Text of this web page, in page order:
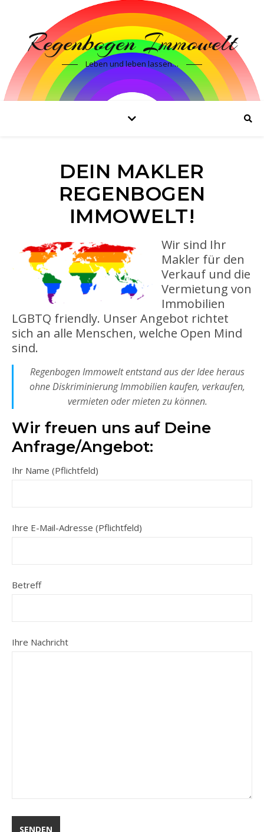
Regenbogen Immowelt
Leben und leben lassen…
DEIN MAKLER
REGENBOGEN
IMMOWELT!
Wir sind Ihr
Makler für den
Verkauf und die
Vermietung von
Immobilien
LGBTQ friendly. Unser Angebot richtet
sich an alle Menschen, welche Open Mind
sind.
Regenbogen Immowelt entstand aus der Idee heraus
ohne Diskriminierung Immobilien kaufen, verkaufen,
vermieten oder mieten zu können.
Wir freuen uns auf Deine
Anfrage/Angebot:
Ihr Name (Pflichtfeld)
Ihre E-Mail-Adresse (Pflichtfeld)
Betreff
Ihre Nachricht